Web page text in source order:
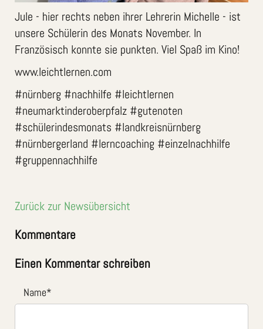
Jule - hier rechts neben ihrer Lehrerin Michelle - ist
unsere Schülerin des Monats November. In
Französisch konnte sie punkten. Viel Spaß im Kino!
www.leichtlernen.com
#nürnberg #nachhilfe #leichtlernen
#neumarktinderoberpfalz #gutenoten
#schülerindesmonats #landkreisnürnberg
#nürnbergerland #lerncoaching #einzelnachhilfe
#gruppennachhilfe
Zurück zur Newsübersicht
Kommentare
Einen Kommentar schreiben
Name*